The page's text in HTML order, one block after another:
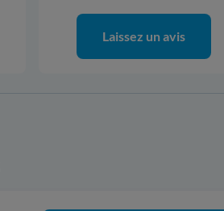
Laissez un avis